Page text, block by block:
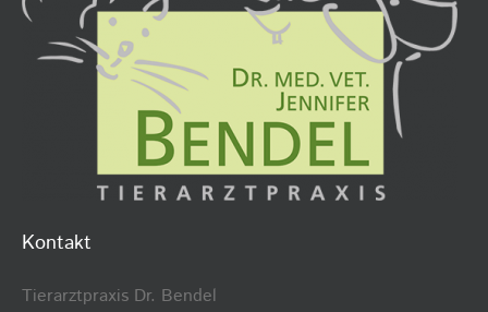
Kontakt
Tierarztpraxis Dr. Bendel